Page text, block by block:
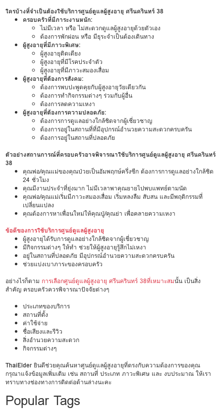
ใครบ้างที่จำเป็นต้องใช้บริการศูนย์ดูแลผู้สูงอายุ ศรีนครินทร์ 38
ครอบครัวที่มีภาระงานหนัก:
ไม่มีเวลา หรือ ไม่สะดวกดูแลผู้สูงอายุด้วยตัวเอง
ต้องการพักผ่อน หรือ มีธุระจำเป็นต้องเดินทาง
ผู้สูงอายุที่มีภาวะพิเศษ:
ผู้สูงอายุติดเตียง
ผู้สูงอายุที่มีโรคประจำตัว
ผู้สูงอายุที่มีภาวะสมองเสื่อม
ผู้สูงอายุที่ต้องการสังคม:
ต้องการพบปะพูดคุยกับผู้สูงอายุวัยเดียวกัน
ต้องการทำกิจกรรมต่างๆ ร่วมกับผู้อื่น
ต้องการลดความเหงา
ผู้สูงอายุที่ต้องการความปลอดภัย:
ต้องการการดูแลอย่างใกล้ชิดจากผู้เชี่ยวชาญ
ต้องการอยู่ในสถานที่ที่มีอุปกรณ์อำนวยความสะดวกครบครัน
ต้องการอยู่ในสถานที่ปลอดภัย
ตัวอย่างสถานการณ์ที่ครอบครัวอาจพิจารณาใช้บริการศูนย์ดูแลผู้สูงอายุ ศรีนครินทร์
38
คุณพ่อ/คุณแม่ของคุณป่วยเป็นอัมพฤกษ์ครึ่งซีก ต้องการการดูแลอย่างใกล้ชิด
24 ชั่วโมง
คุณมีงานประจำที่ยุ่งมาก ไม่มีเวลาพาคุณยายไปพบแพทย์ตามนัด
คุณพ่อ/คุณแม่เริ่มมีภาวะสมองเสื่อม เริ่มหลงลืม สับสน และมีพฤติกรรมที่
เปลี่ยนแปลง
คุณต้องการหาเพื่อนใหม่ให้คุณปู่/คุณย่า เพื่อคลายความเหงา
ข้อดีของการใช้บริการศูนย์ดูแลผู้สูงอายุ
ผู้สูงอายุได้รับการดูแลอย่างใกล้ชิดจากผู้เชี่ยวชาญ
มีกิจกรรมต่างๆ ให้ทำ ช่วยให้ผู้สูงอายุรู้สึกไม่เหงา
อยู่ในสถานที่ปลอดภัย มีอุปกรณ์อำนวยความสะดวกครบครัน
ช่วยแบ่งเบาภาระของครอบครัว
อย่างไรก็ตาม การเลือกศูนย์ดูแลผู้สูงอายุ ศรีนครินทร์ 38ที่เหมาะสมนั้น เป็นสิ่ง
สำคัญ ครอบครัวควรพิจารณาปัจจัยต่างๆ
ประเภทของบริการ
สถานที่ตั้ง
ค่าใช้จ่าย
ชื่อเสียงและรีวิว
สิ่งอำนวยความสะดวก
กิจกรรมต่างๆ
ThaiElder ยินดีช่วยคุณค้นหาศูนย์ดูแลผู้สูงอายุที่ตรงกับความต้องการของคุณ
กรุณาแจ้งข้อมูลเพิ่มเติม เช่น สถานที่ ประเภท ภาวะพิเศษ และ งบประมาณ ให้เรา
ทราบทางช่องทางการติดต่อด้านล่างนะคะ
Popular Tags